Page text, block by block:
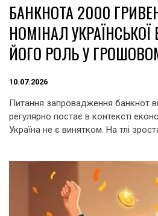
БАНКНОТА 2000
НОМІНАЛ
ЙОГО РОЛЬ У
10.07.2026
Питання запровадження банкнот
регулярно постає в контексті
Україна не є винятком. На тлі